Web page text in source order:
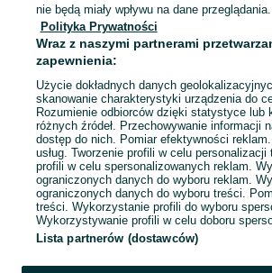
Mapa kategorii
Mapa miejscowości
Mapa ministron
Popularne wyszukiwania
nie będą miały wpływu na dane przeglądania.
Polityka Prywatności
Wraz z naszymi partnerami
zapewnienia:
Użycie dokładnych danych
skanowanie charakterystyki urządzenia do
Rozumienie odbiorców dzięki statystyce lub
różnych źródeł. Przechowywanie informacji
dostęp do nich. Pomiar efektywności
usług. Tworzenie profili w celu personalizacji
profili w celu spersonalizowanych reklam.
ograniczonych danych do wyboru reklam.
ograniczonych danych do wyboru treści.
treści. Wykorzystanie profili do wyboru
Wykorzystywanie profili w celu doboru
Lista partnerów (dostawców)